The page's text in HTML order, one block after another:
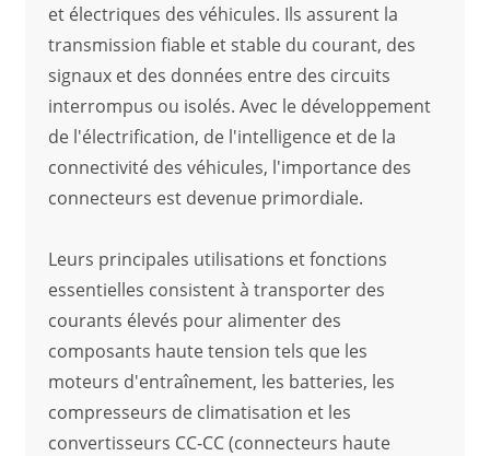
et électriques des véhicules. Ils assurent la
transmission fiable et stable du courant, des
signaux et des données entre des circuits
interrompus ou isolés. Avec le développement
de l'électrification, de l'intelligence et de la
connectivité des véhicules, l'importance des
connecteurs est devenue primordiale.
Leurs principales utilisations et fonctions
essentielles consistent à transporter des
courants élevés pour alimenter des
composants haute tension tels que les
moteurs d'entraînement, les batteries, les
compresseurs de climatisation et les
convertisseurs CC-CC (connecteurs haute